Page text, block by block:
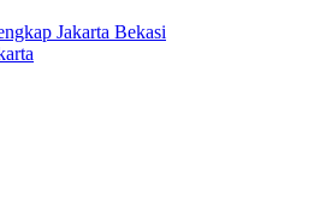
Jakarta Bekasi